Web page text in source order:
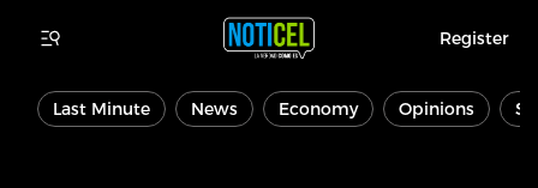
Register
Last Minute News Economy Opinions